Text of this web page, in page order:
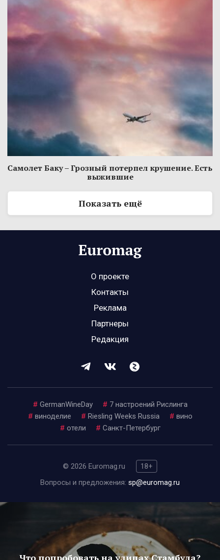
Самолет Баку – Грозный потерпел крушение. Есть
выжившие
Показать ещё
О проекте
Контакты
Реклама
Партнеры
Редакция
# GermanWineDay # 7 настроений Рислинга
# виноделие # Riesling Weeks Russia # вино
# отели # Санкт-Петербург
© 2026 Euromag.ru
18+
Вопросы и предложения: sp@euromag.ru
Что попробовать на улицах Стамбула?